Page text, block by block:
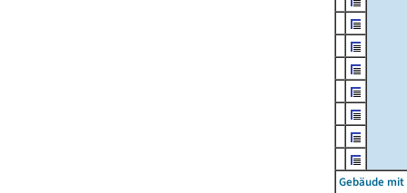
Gebäude mit